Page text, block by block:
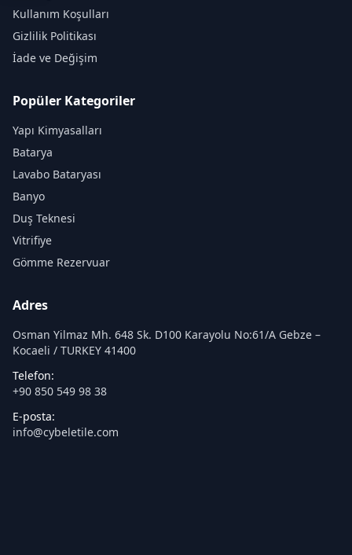
Kullanım Koşulları
Gizlilik Politikası
İade ve Değişim
Popüler Kategoriler
Yapı Kimyasalları
Batarya
Lavabo Bataryası
Banyo
Duş Teknesi
Vitrifiye
Gömme Rezervuar
Adres
Osman Yilmaz Mh. 648 Sk. D100 Karayolu No:61/A Gebze –
Kocaeli / TURKEY 41400
Telefon:
+90 850 549 98 38
E-posta:
info@cybeletile.com